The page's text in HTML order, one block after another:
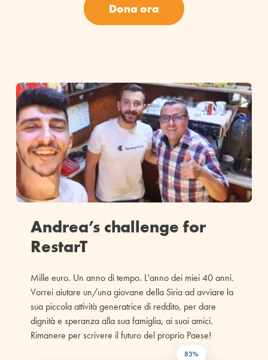
Dona ora
Andrea’s challenge for
RestarT
Mille euro. Un anno di tempo. L'anno dei miei 40 anni.
Vorrei aiutare un/una giovane della Siria ad avviare la
sua piccola attività generatrice di reddito, per dare
dignità e speranza alla sua famiglia, ai suoi amici.
Rimanere per scrivere il futuro del proprio Paese!
83%